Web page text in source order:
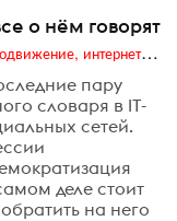
о нём говорят
Digital (web-дизайн, интернет-реклама и продвижение, интернет-сообщества и блоги, интернет-коммуникации, мобильный маркетинг, реклама на цифровых экранах)
пару
словаря в IT-
сетей.
деле стоит
на него